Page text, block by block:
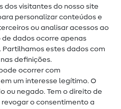
dos visitantes do nosso site
personalizar conteúdos e
ou analisar acessos ao
de dados ocorre apenas
estes dados com
definições.
ocorrer com
um interesse legítimo. O
ou negado. Tem o direito de
o consentimento a